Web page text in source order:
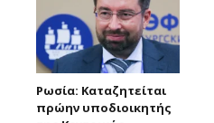
Ρωσία: Καταζητείται
πρώην υποδιοικητής